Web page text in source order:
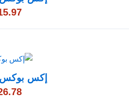
إكس بوكس 99 درهم- للحساب الإماراتي